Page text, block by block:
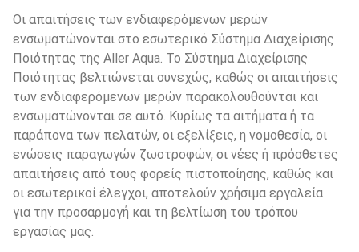
Οι απαιτήσεις των ενδιαφερόμενων μερών
ενσωματώνονται στο εσωτερικό Σύστημα Διαχείρισης
Ποιότητας της Aller Aqua. Το Σύστημα Διαχείρισης
Ποιότητας βελτιώνεται συνεχώς, καθώς οι απαιτήσεις
των ενδιαφερόμενων μερών παρακολουθούνται και
ενσωματώνονται σε αυτό. Κυρίως τα αιτήματα ή τα
παράπονα των πελατών, οι εξελίξεις, η νομοθεσία, οι
ενώσεις παραγωγών ζωοτροφών, οι νέες ή πρόσθετες
απαιτήσεις από τους φορείς πιστοποίησης, καθώς και
οι εσωτερικοί έλεγχοι, αποτελούν χρήσιμα εργαλεία
για την προσαρμογή και τη βελτίωση του τρόπου
εργασίας μας.